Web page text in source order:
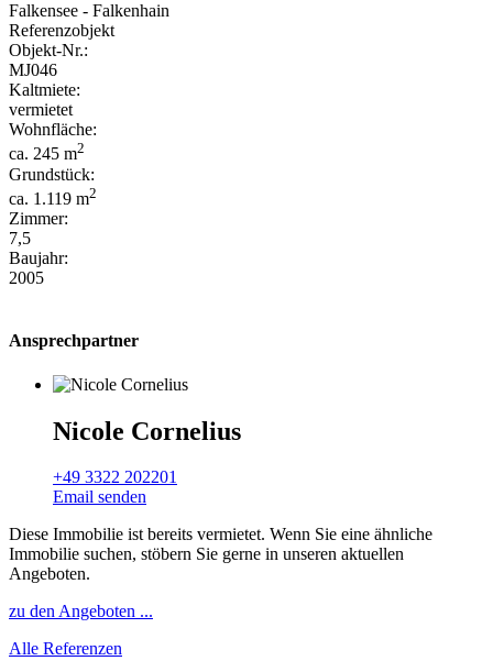
Falkensee - Falkenhain
Referenzobjekt
Objekt-Nr.:
MJ046
Kaltmiete:
vermietet
Wohnfläche:
ca. 245 m2
Grundstück:
ca. 1.119 m2
Zimmer:
7,5
Baujahr:
2005
Ansprechpartner
Nicole Cornelius
+49 3322 202201
Email senden
Diese Immobilie ist bereits vermietet. Wenn Sie eine ähnliche
Immobilie suchen, stöbern Sie gerne in unseren aktuellen
Angeboten.
zu den Angeboten ...
Alle Referenzen